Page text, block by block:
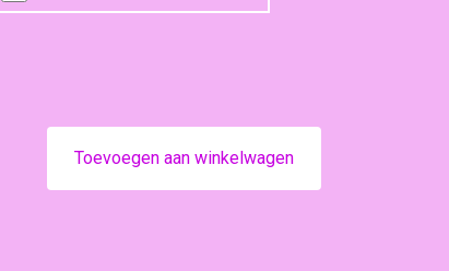
Toevoegen aan winkelwagen